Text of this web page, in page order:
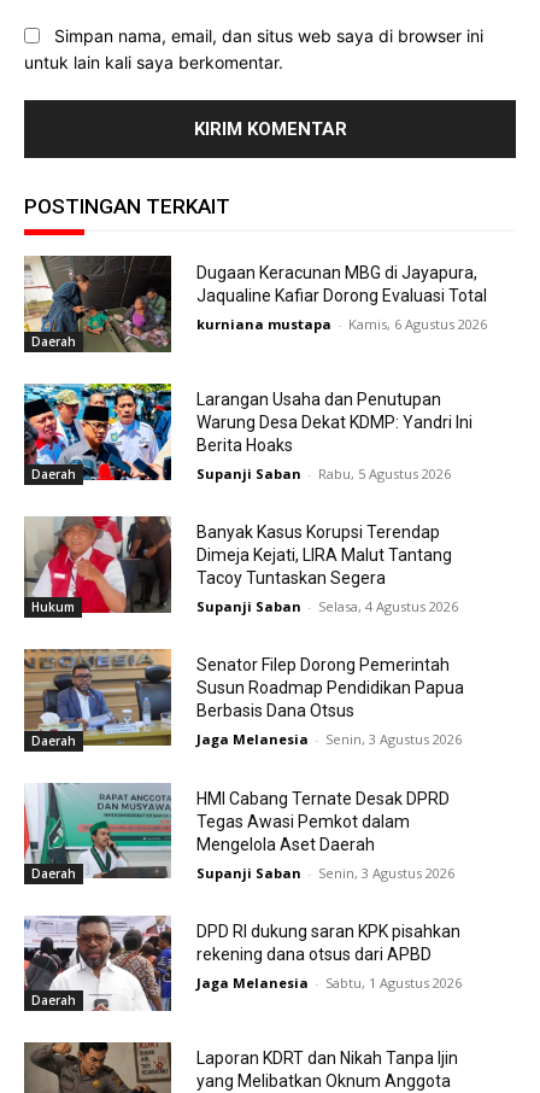
Simpan nama, email, dan situs web saya di browser ini
untuk lain kali saya berkomentar.
POSTINGAN TERKAIT
Daerah
Dugaan Keracunan MBG di Jayapura,
Jaqualine Kafiar Dorong Evaluasi Total
kurniana mustapa - Kamis, 6 Agustus 2026
Daerah
Larangan Usaha dan Penutupan
Warung Desa Dekat KDMP: Yandri Ini
Berita Hoaks
Supanji Saban - Rabu, 5 Agustus 2026
Hukum
Banyak Kasus Korupsi Terendap
Dimeja Kejati, LIRA Malut Tantang
Tacoy Tuntaskan Segera
Supanji Saban - Selasa, 4 Agustus 2026
Daerah
Senator Filep Dorong Pemerintah
Susun Roadmap Pendidikan Papua
Berbasis Dana Otsus
Jaga Melanesia - Senin, 3 Agustus 2026
Daerah
HMI Cabang Ternate Desak DPRD
Tegas Awasi Pemkot dalam
Mengelola Aset Daerah
Supanji Saban - Senin, 3 Agustus 2026
Daerah
DPD RI dukung saran KPK pisahkan
rekening dana otsus dari APBD
Jaga Melanesia - Sabtu, 1 Agustus 2026
Laporan KDRT dan Nikah Tanpa Ijin
yang Melibatkan Oknum Anggota